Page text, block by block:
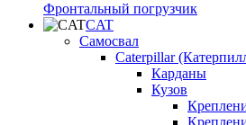
Фронтальный погрузчик
CAT
Самосвал
Caterpillar
Карданы
Кузов